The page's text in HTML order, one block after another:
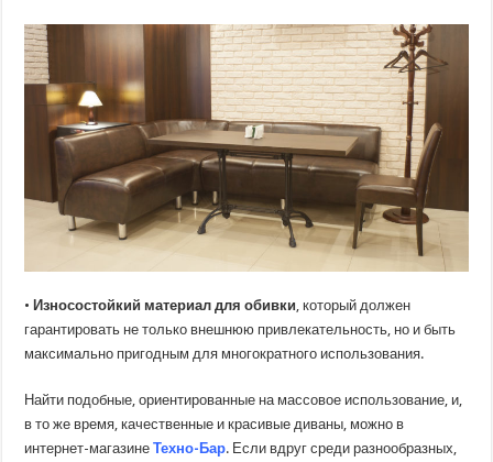
•Износостойкий материал для обивки , который должен
гарантировать не только внешнюю привлекательность, но и быть
максимально пригодным для многократного использования.
Найти подобные, ориентированные на массовое использование, и,
в то же время, качественные и красивые диваны, можно в
интернет-магазинеТехно-Бар. Если вдруг среди разнообразных,